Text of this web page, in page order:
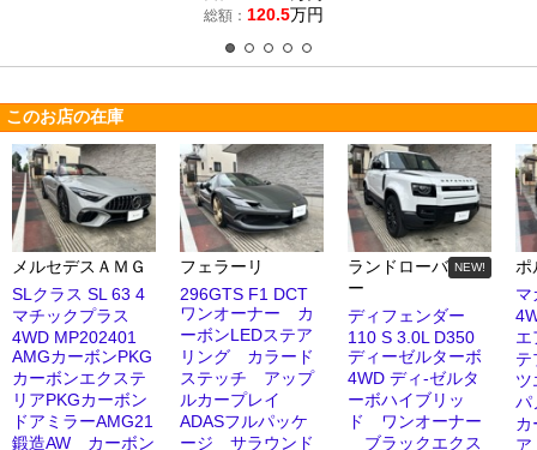
総額： 120.5万円
このお店の在庫
メルセデスＡＭＧ
SLクラス SL 63 4
マチックプラス
4WD MP202401
AMGカーボンPKG
カーボンエクステ
リアPKGカーボン
ドアミラーAMG21
鍛造AW カーボン
フェラーリ
296GTS F1 DCT
ワンオーナー カ
ーボンLEDステア
リング カラード
ステッチ アップ
ルカープレイ
ADASフルパッケ
ージ サラウンド
ランドローバ
ー
NEW!
ディフェンダー
110 S 3.0L D350
ディーゼルターボ
4WD ディ-ゼルタ
ーボハイブリッ
ド ワンオーナー
ブラックエクス
ポ
マ
カ